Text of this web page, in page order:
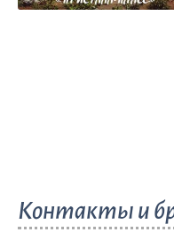
Контакты и